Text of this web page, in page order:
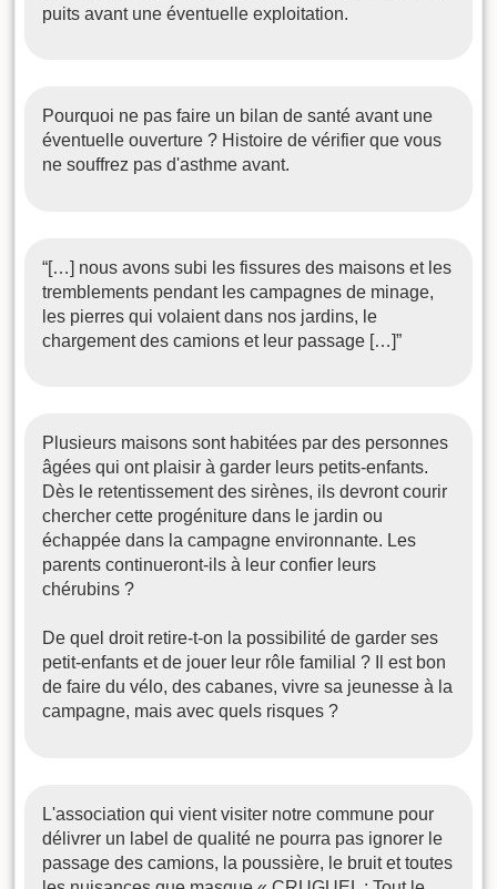
puits avant une éventuelle exploitation.
Pourquoi ne pas faire un bilan de santé avant une
éventuelle ouverture ? Histoire de vérifier que vous
ne souffrez pas d'asthme avant.
“[…] nous avons subi les fissures des maisons et les
tremblements pendant les campagnes de minage,
les pierres qui volaient dans nos jardins, le
chargement des camions et leur passage […]”
Plusieurs maisons sont habitées par des personnes
âgées qui ont plaisir à garder leurs petits-enfants.
Dès le retentissement des sirènes, ils devront courir
chercher cette progéniture dans le jardin ou
échappée dans la campagne environnante. Les
parents continueront-ils à leur confier leurs
chérubins ?
De quel droit retire-t-on la possibilité de garder ses
petit-enfants et de jouer leur rôle familial ? Il est bon
de faire du vélo, des cabanes, vivre sa jeunesse à la
campagne, mais avec quels risques ?
L'association qui vient visiter notre commune pour
délivrer un label de qualité ne pourra pas ignorer le
passage des camions, la poussière, le bruit et toutes